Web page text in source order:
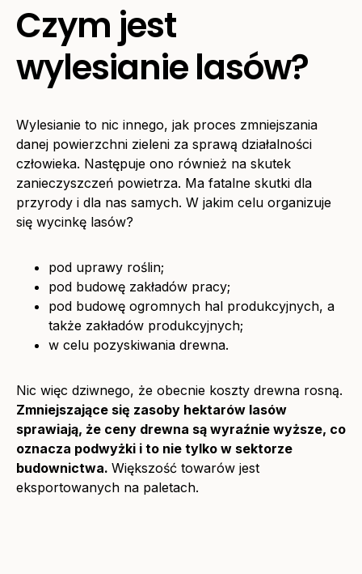
Czym jest
wylesianie lasów?
Wylesianie to nic innego, jak proces zmniejszania
danej powierzchni zieleni za sprawą działalności
człowieka. Następuje ono również na skutek
zanieczyszczeń powietrza. Ma fatalne skutki dla
przyrody i dla nas samych. W jakim celu organizuje
się wycinkę lasów?
pod uprawy roślin;
pod budowę zakładów pracy;
pod budowę ogromnych hal produkcyjnych, a
także zakładów produkcyjnych;
w celu pozyskiwania drewna.
Nic więc dziwnego, że obecnie koszty drewna rosną.
Zmniejszające się zasoby hektarów lasów
sprawiają, że ceny drewna są wyraźnie wyższe, co
oznacza podwyżki i to nie tylko w sektorze
budownictwa. Większość towarów jest
eksportowanych na paletach.